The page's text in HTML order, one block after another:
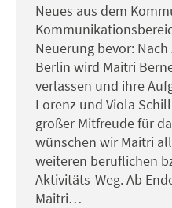
Neues aus dem
Neuerung bevor:
Berlin wird Maitri
verlassen und ihre
Lorenz und Viola
großer Mitfreude für
wünschen wir Maitri
weiteren beruflichen
Aktivitäts-Weg. Ab
Maitri…